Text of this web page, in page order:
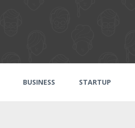
BUSINESS STARTUP